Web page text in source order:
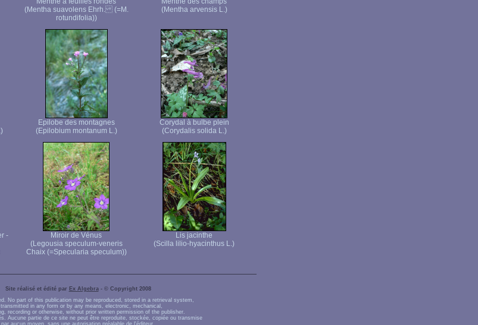
(Mentha suavolens Ehrh. (=M.
rotundifolia))
(Mentha arvensis L.)
Epilobe des montagnes
(Epilobium montanum L.)
Corydal à bulbe plein
(Corydalis solida L.)
-
Miroir de Vénus
(Legousia speculum-veneris
Chaix (=Specularia speculum))
Lis jacinthe
(Scilla lilio-hyacinthus L.)
Site réalisé et édité par Ex Algebra- © Copyright 2008
No part of this publication may be reproduced, stored in a retrieval system,
in any form or by any means, electronic, mechanical,
recording or otherwise, without prior written permission of the publisher.
Aucune partie de ce site ne peut être reproduite, stockée, copiée ou transmise
par aucun moyen, sans une autorisation préalable de l'éditeur.